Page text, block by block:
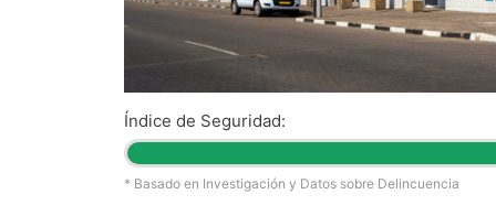
Índice de Seguridad:
* Basado en Investigación y Datos sobre Delincuencia